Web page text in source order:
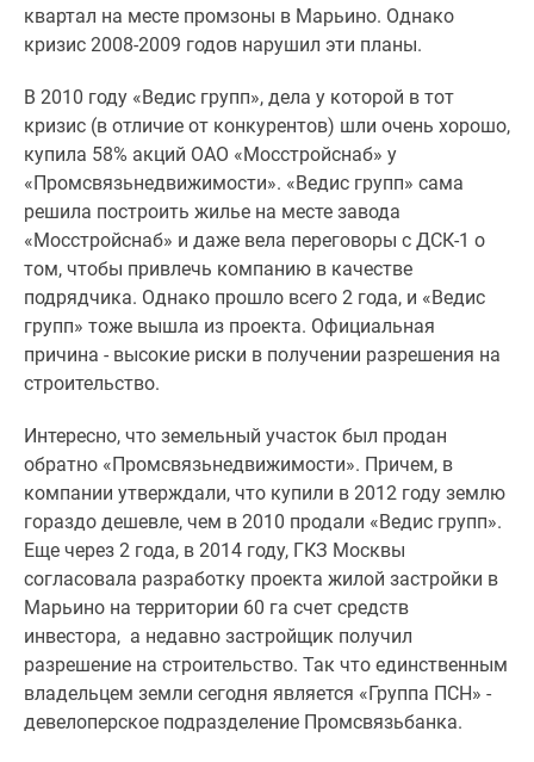
Москве
реновации
Москве
Новостройки
премиум-
класса
Новостройки
бизнес-
класса
Рассрочка
Траншевая
Дома
коттеджи
Коттеджные
поселки
Новой
Москве
Готовые
коттеджные
поселки
квартал на месте промзоны в Марьино. Однако
кризис 2008-2009 годов нарушил эти планы.
В 2010 году «Ведис групп», дела у которой в тот
кризис (в отличие от конкурентов) шли очень хорошо,
купила 58% акций ОАО «Мосстройснаб» у
«Промсвязьнедвижимости». «Ведис групп» сама
решила построить жилье на месте завода
«Мосстройснаб» и даже вела переговоры с ДСК-1 о
том, чтобы привлечь компанию в качестве
подрядчика. Однако прошло всего 2 года, и «Ведис
групп» тоже вышла из проекта. Официальная
причина - высокие риски в получении разрешения на
строительство.
Интересно, что земельный участок был продан
обратно «Промсвязьнедвижимости». Причем, в
компании утверждали, что купили в 2012 году землю
гораздо дешевле, чем в 2010 продали «Ведис групп».
Еще через 2 года, в 2014 году, ГКЗ Москвы
согласовала разработку проекта жилой застройки в
Марьино на территории 60 га счет средств
инвестора, а недавно застройщик получил
разрешение на строительство. Так что единственным
владельцем земли сегодня является «Группа ПСН» -
девелоперское подразделение Промсвязьбанка.